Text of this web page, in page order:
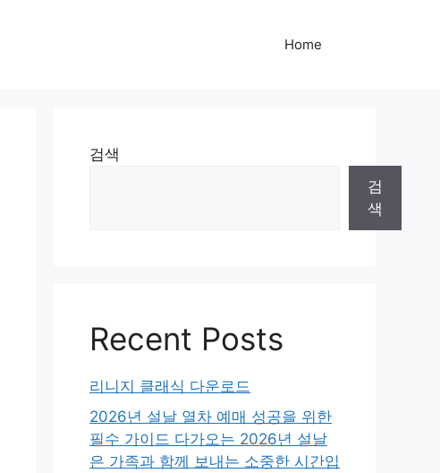
Home
검색
검
색
Recent Posts
리니지 클래식 다운로드
2026년 설날 열차 예매 성공을 위한
필수 가이드 다가오는 2026년 설날
은 가족과 함께 보내는 소중한 시간입